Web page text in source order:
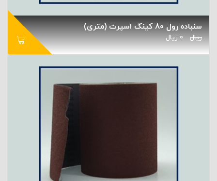
سنباده رول 80 کینگ اسپرت (متری)
ریال 0 ریال